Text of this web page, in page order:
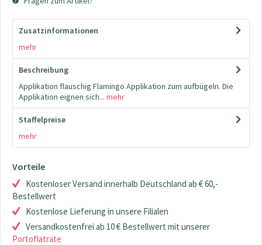
Zusatzinformationen
mehr
Beschreibung
Applikation flauschig Flamingo Applikation zum aufbügeln. Die
Applikation eignen sich... mehr
Staffelpreise
mehr
Vorteile
Kostenloser Versand innerhalb Deutschland ab € 60,-
Bestellwert
Kostenlose Lieferung in unsere Filialen
Versandkostenfrei ab 10 € Bestellwert mit unserer
Portoflatrate